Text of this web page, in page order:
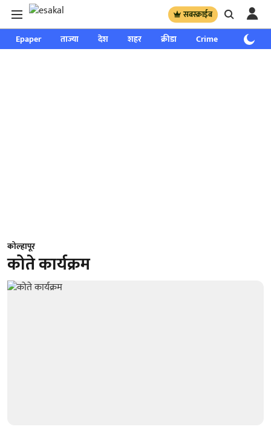
सबस्क्राईब
Epaper ताज्या देश शहर क्रीडा Crime साप्ताहिक
कोल्हापूर
कोते कार्यक्रम